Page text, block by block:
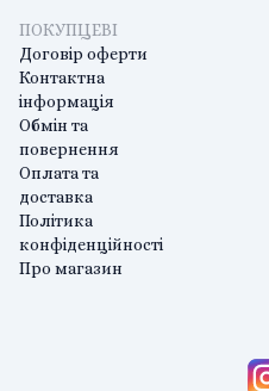
ПОКУПЦЕВІ
Договір оферти
Контактна
інформація
Обмін та
повернення
Оплата та
доставка
Політика
конфіденційності
Про магазин